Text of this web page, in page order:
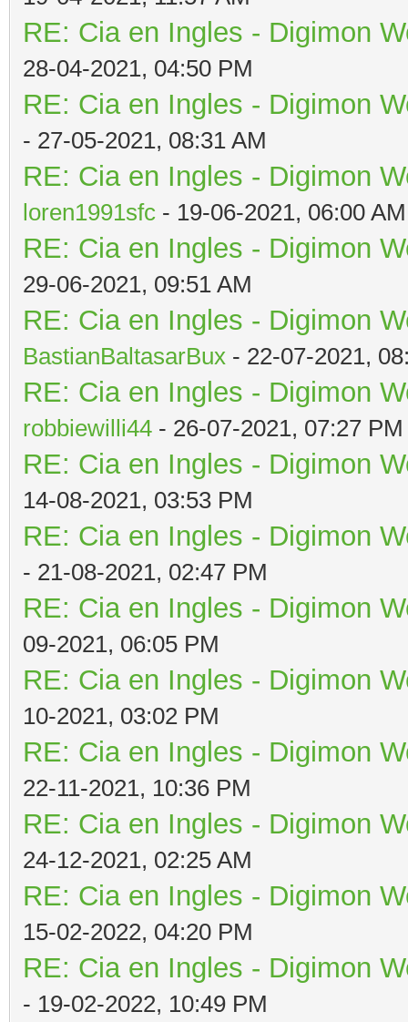
RE: Cia en Ingles - Digimon
28-04-2021, 04:50 PM
RE: Cia en Ingles - Digimon
- 27-05-2021, 08:31 AM
RE: Cia en Ingles - Digimon
loren1991sfc - 19-06-2021, 06:00 AM
RE: Cia en Ingles - Digimon
29-06-2021, 09:51 AM
RE: Cia en Ingles - Digimon
BastianBaltasarBux - 22-07-2021,
RE: Cia en Ingles - Digimon
robbiewilli44 - 26-07-2021, 07:27 PM
RE: Cia en Ingles - Digimon
14-08-2021, 03:53 PM
RE: Cia en Ingles - Digimon
- 21-08-2021, 02:47 PM
RE: Cia en Ingles - Digimon
09-2021, 06:05 PM
RE: Cia en Ingles - Digimon
10-2021, 03:02 PM
RE: Cia en Ingles - Digimon
22-11-2021, 10:36 PM
RE: Cia en Ingles - Digimon
24-12-2021, 02:25 AM
RE: Cia en Ingles - Digimon
15-02-2022, 04:20 PM
RE: Cia en Ingles - Digimon
- 19-02-2022, 10:49 PM